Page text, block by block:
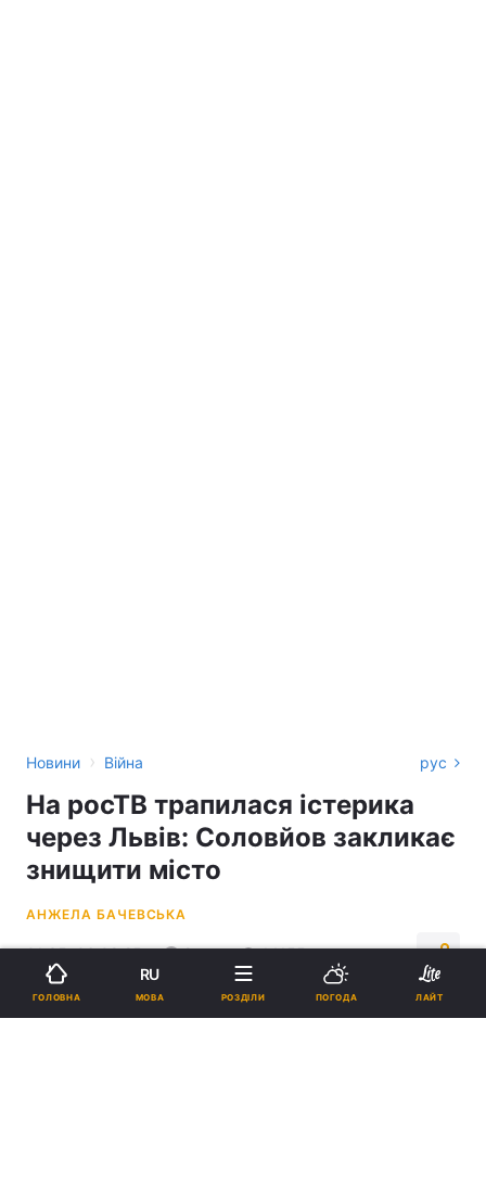
Новини › Війна рус
На росТВ трапилася істерика
через Львів: Соловйов закликає
знищити місто
АНЖЕЛА БАЧЕВСЬКА
01:35, 06.08.25 2 хв. 14155
Підпишіться на нас в Google
ГОЛОВНА
RU
МОВА РОЗДІЛИ ПОГОДА ЛАЙТ